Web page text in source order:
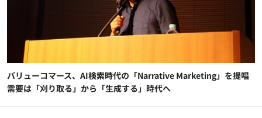
バリューコマース、AI検索時代の「Narrative Marketing」を提唱
需要は「刈り取る」から「生成する」時代へ